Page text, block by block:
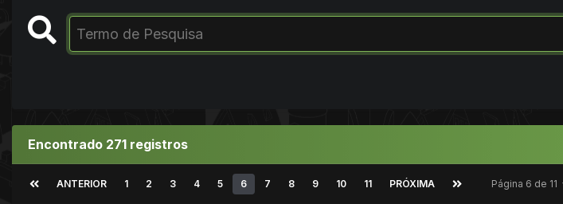
Encontrado 271 registros
ANTERIOR 1 2 3 4 5 6 7 8 9 10 11 PRÓXIMA Página 6 de 11